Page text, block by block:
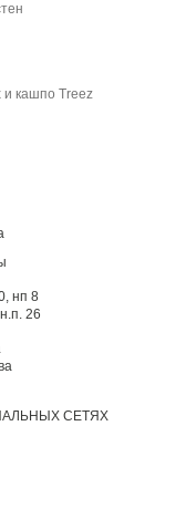
и кашпо Treez
нп 8
26
СЕТЯХ